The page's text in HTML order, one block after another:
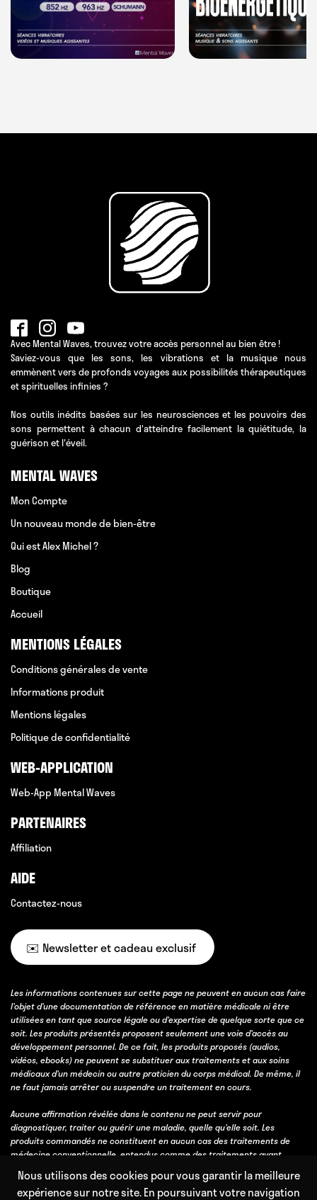
Nous utilisons des cookies pour vous garantir la meilleure
expérience sur notre site. En poursuivant votre navigation
Avec Mental Waves, trouvez votre accès personnel au bien être !
Saviez-vous que les sons, les vibrations et la musique nous
emmènent vers de profonds voyages aux possibilités thérapeutiques
et spirituelles infinies ?
Nos outils inédits basées sur les neurosciences et les pouvoirs des
sons permettent à chacun d'atteindre facilement la quiétitude, la
guérison et l'éveil.
MENTAL WAVES
Mon Compte
Un nouveau monde de bien-être
Qui est Alex Michel ?
Blog
Boutique
Accueil
MENTIONS LÉGALES
Conditions générales de vente
Informations produit
Mentions légales
Politique de confidentialité
WEB-APPLICATION
Web-App Mental Waves
PARTENAIRES
Affiliation
AIDE
Contactez-nous
✉️ Newsletter et cadeau exclusif
Les informations contenues sur cette page ne peuvent en aucun cas faire
l’objet d’une documentation de référence en matière médicale ni être
utilisées en tant que source légale ou d’expertise de quelque sorte que ce
soit. Les produits présentés proposent seulement une voie d’accès au
développement personnel. De ce fait, les produits proposés (audios,
vidéos, ebooks) ne peuvent se substituer aux traitements et aux soins
médicaux d’un médecin ou autre praticien du corps médical. De même, il
ne faut jamais arrêter ou suspendre un traitement en cours.
Aucune affirmation révélée dans le contenu ne peut servir pour
diagnostiquer, traiter ou guérir une maladie, quelle qu’elle soit. Les
produits commandés ne constituent en aucun cas des traitements de
médecine conventionnelle, entendus comme des traitements ayant
qu’ils bénéficient d’un consensus professionnel fort obtenu avec l’accord
et l’expérience de la majorité des professionnels de la discipline